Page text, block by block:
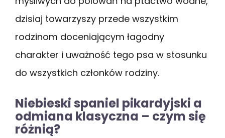
dzisiaj towarzyszy przede wszystkim
rodzinom doceniającym łagodny
charakter i uważność tego psa w stosunku
do wszystkich członków rodziny.
Niebieski spaniel pikardyjski a
odmiana klasyczna – czym się
różnią?